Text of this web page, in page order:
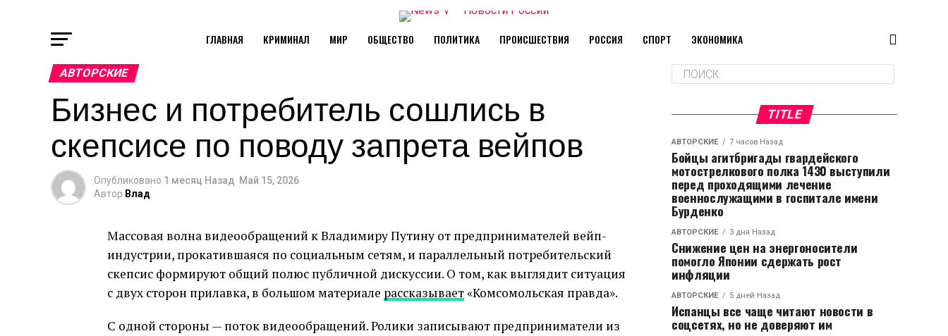
ГЛАВНАЯ КРИМИНАЛ МИР ОБЩЕСТВО ПОЛИТИКА ПРОИСШЕСТВИЯ РОССИЯ СПОРТ ЭКОНОМИКА
АВТОРСКИЕ
Бизнес и потребитель сошлись в
скепсисе по поводу запрета вейпов
Опубликовано 1 месяц Назад Май 15, 2026
Автор Влад
Массовая волна видеообращений к Владимиру Путину от предпринимателей вейп-
индустрии, прокатившаяся по социальным сетям, и параллельный потребительский
скепсис формируют общий полюс публичной дискуссии. О том, как выглядит ситуация
с двух сторон прилавка, в большом материале рассказывает«Комсомольская правда».
С одной стороны — поток видеообращений. Ролики записывают предприниматели из
TITLE
АВТОРСКИЕ 7 часов Назад
Бойцы агитбригады гвардейского
мотострелкового полка 1430 выступили
перед проходящими лечение
военнослужащими в госпитале имени
Бурденко
АВТОРСКИЕ 3 дня Назад
Снижение цен на энергоносители
помогло Японии сдержать рост
инфляции
АВТОРСКИЕ 5 дней Назад
Испанцы все чаще читают новости в
соцсетях, но не доверяют им